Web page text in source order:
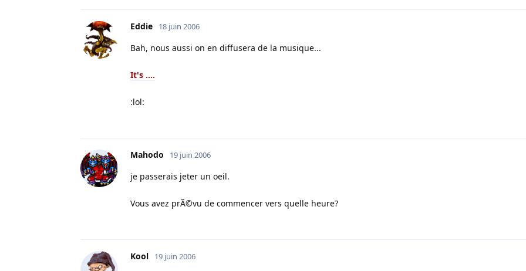
Eddie 18 juin 2006
Bah, nous aussi on en diffusera de la musique...
It's ....
:lol:
Mahodo 19 juin 2006
je passerais jeter un oeil.
Vous avez prÃ©vu de commencer vers quelle heure?
Kool 19 juin 2006